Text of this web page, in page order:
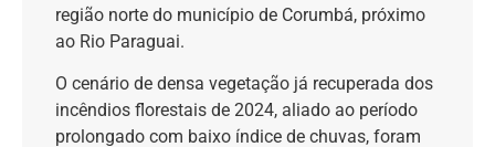
região norte do município de Corumbá, próximo
ao Rio Paraguai.
O cenário de densa vegetação já recuperada dos
incêndios florestais de 2024, aliado ao período
prolongado com baixo índice de chuvas, foram